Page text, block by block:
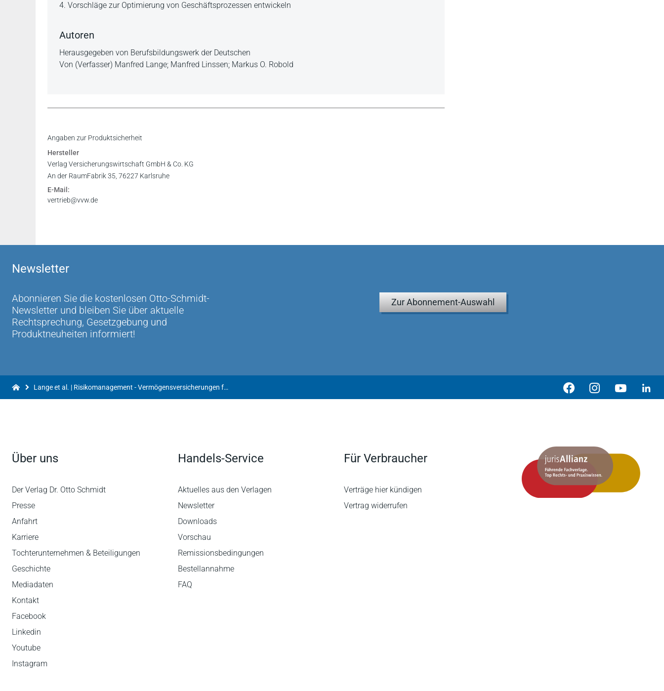
4. Vorschläge zur Optimierung von Geschäftsprozessen entwickeln
Autoren
Herausgegeben von Berufsbildungswerk der Deutschen
Von (Verfasser) Manfred Lange; Manfred Linssen; Markus O. Robold
Angaben zur Produktsicherheit
Hersteller
Verlag Versicherungswirtschaft GmbH & Co. KG
An der RaumFabrik 35, 76227 Karlsruhe
E-Mail:
vertrieb@vvw.de
Newsletter
Abonnieren Sie die kostenlosen Otto-Schmidt-
Newsletter und bleiben Sie über aktuelle
Rechtsprechung, Gesetzgebung und
Produktneuheiten informiert!
Zur Abonnement-Auswahl
Lange et al. | Risikomanagement - Vermögensversicherungen für private und gewerbliche Kunden
Über uns
Der Verlag Dr. Otto Schmidt
Presse
Anfahrt
Karriere
Tochterunternehmen & Beteiligungen
Geschichte
Mediadaten
Kontakt
Facebook
Linkedin
Youtube
Instagram
Handels-Service
Aktuelles aus den Verlagen
Newsletter
Downloads
Vorschau
Remissionsbedingungen
Bestellannahme
FAQ
Für Verbraucher
Verträge hier kündigen
Vertrag widerrufen